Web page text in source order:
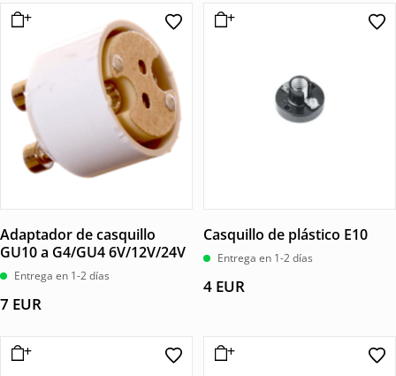
Adaptador de casquillo
GU10 a G4/GU4 6V/12V/24V
Entrega en 1-2 días
7 EUR
Casquillo de plástico E10
Entrega en 1-2 días
4 EUR